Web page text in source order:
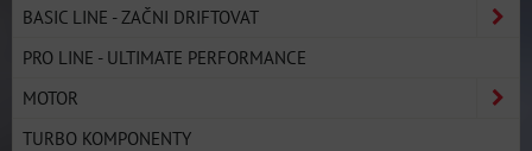
BASIC LINE - ZAČNI DRIFTOVAT
PRO LINE - ULTIMATE PERFORMANCE
MOTOR
TURBO KOMPONENTY